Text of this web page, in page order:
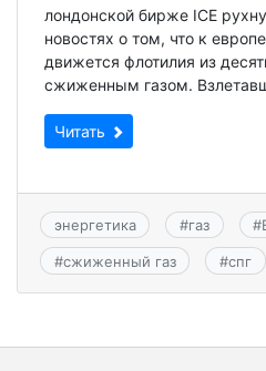
лондонской бирже ICE
новостях о том, что к
движется флотилия из
сжиженным газом.
Читать
энергетика #газ #
#сжиженный газ #спг